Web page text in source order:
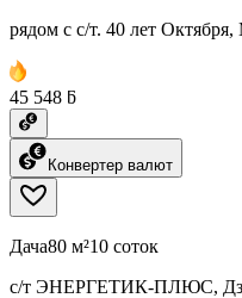
рядом с с/т. 40 лет
45 548 ƃ
Конвертер валют
Дача80 м²10 соток
с/т ЭНЕРГЕТИК-ПЛЮС,